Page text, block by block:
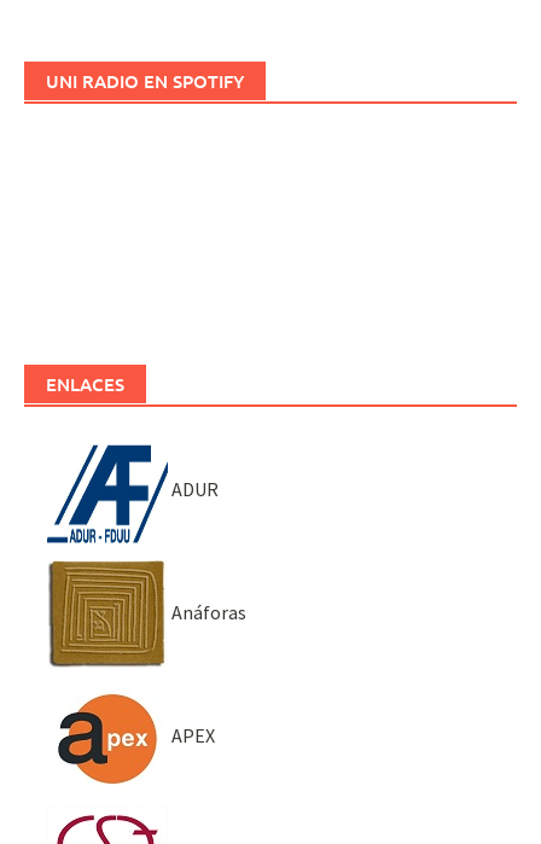
UNI RADIO EN SPOTIFY
ENLACES
ADUR
Anáforas
APEX